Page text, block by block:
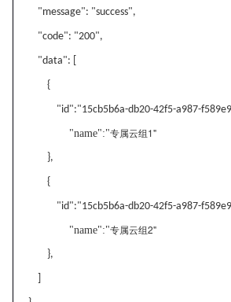
"message": "success",
"code": "200",
"data": [
{
"id":"15cb5b6a-db20-42f5-a987-
"name":"专属云组1"
},
{
"id":"15cb5b6a-db20-42f5-a987-
"name":"专属云组2"
},